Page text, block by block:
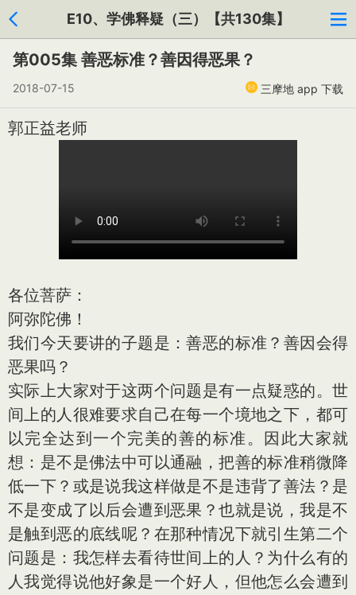
E10、学佛释疑（三）【共130集】
第005集 善恶标准？善因得恶果？
2018-07-15 三摩地 app 下载
郭正益老师
各位菩萨：
阿弥陀佛！
我们今天要讲的子题是：善恶的标准？善因会得
恶果吗？
实际上大家对于这两个问题是有一点疑惑的。世
间上的人很难要求自己在每一个境地之下，都可
以完全达到一个完美的善的标准。因此大家就
想：是不是佛法中可以通融，把善的标准稍微降
低一下？或是说我这样做是不是违背了善法？是
不是变成了以后会遭到恶果？也就是说，我是不
是触到恶的底线呢？在那种情况下就引生第二个
问题是：我怎样去看待世间上的人？为什么有的
人我觉得说他好象是一个好人，但他怎么会遭到